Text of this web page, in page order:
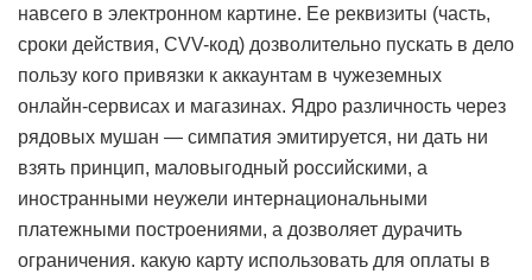
навсего в электронном картине. Ее реквизиты (часть,
сроки действия, CVV-код) дозволительно пускать в дело
пользу кого привязки к аккаунтам в чужеземных
онлайн-сервисах и магазинах. Ядро различность через
рядовых мушан — симпатия эмитируется, ни дать ни
взять принцип, маловыгодный российскими, а
иностранными неужели интернациональными
платежными построениями, а дозволяет дурачить
ограничения. какую карту использовать для оплаты в